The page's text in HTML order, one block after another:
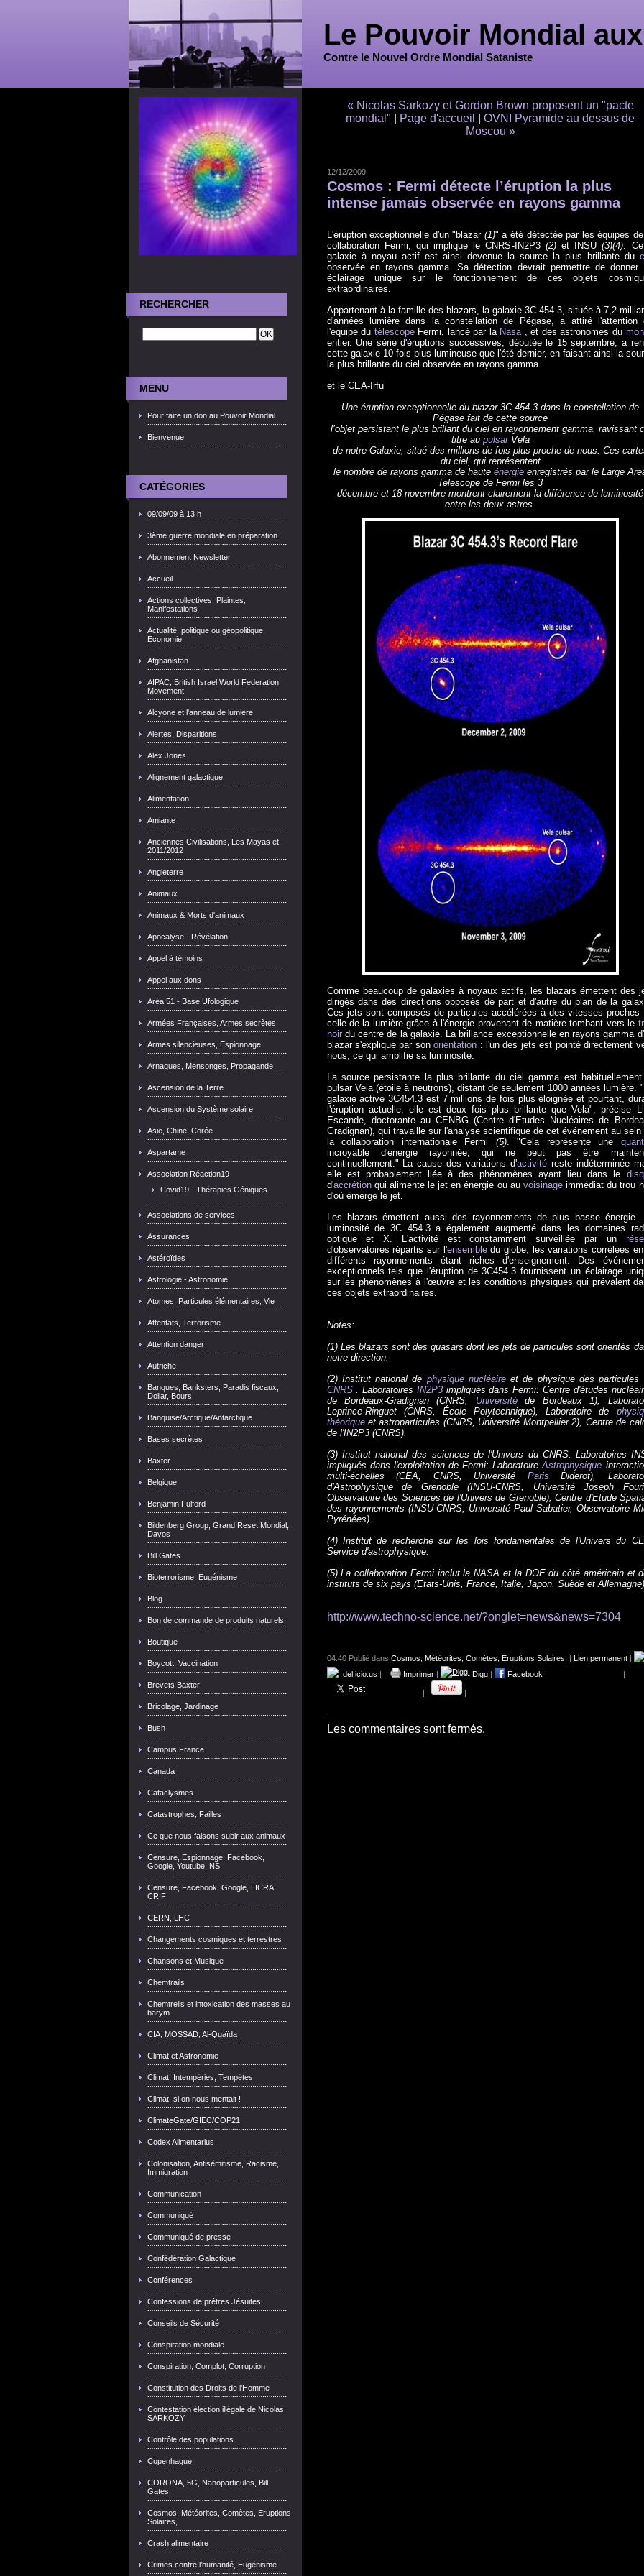
Le Pouvoir Mondial
Contre le Nouvel Ordre Mondial Sataniste
RECHERCHER
MENU
Pour faire un don au Pouvoir Mondial
Bienvenue
CATÉGORIES
09/09/09 à 13 h
3ème guerre mondiale en préparation
Abonnement Newsletter
Accueil
Actions collectives, Plaintes,
Manifestations
Actualité, politique ou géopolitique,
Economie
Afghanistan
AIPAC, British Israel World Federation
Movement
Alcyone et l'anneau de lumière
Alertes, Disparitions
Alex Jones
Alignement galactique
Alimentation
Amiante
Anciennes Civilisations, Les Mayas et
2011/2012
Angleterre
Animaux
Animaux & Morts d'animaux
Apocalyse - Révélation
Appel à témoins
Appel aux dons
Aréa 51 - Base Ufologique
Armées Françaises, Armes secrètes
Armes silencieuses, Espionnage
Arnaques, Mensonges, Propagande
Ascension de la Terre
Ascension du Système solaire
Asie, Chine, Corée
Aspartame
Association Réaction19
Covid19 - Thérapies Géniques
Associations de services
Assurances
Astéroïdes
Astrologie - Astronomie
Atomes, Particules élémentaires, Vie
Attentats, Terrorisme
Attention danger
Autriche
Banques, Banksters, Paradis fiscaux,
Dollar, Bours
Banquise/Arctique/Antarctique
Bases secrètes
Baxter
Belgique
Benjamin Fulford
Bildenberg Group, Grand Reset Mondial,
Davos
Bill Gates
Bioterrorisme, Eugénisme
Blog
Bon de commande de produits naturels
Boutique
Boycott, Vaccination
Brevets Baxter
Bricolage, Jardinage
Bush
Campus France
Canada
Cataclysmes
Catastrophes, Failles
Ce que nous faisons subir aux animaux
Censure, Espionnage, Facebook,
Google, Youtube, NS
Censure, Facebook, Google, LICRA,
CRIF
CERN, LHC
Changements cosmiques et terrestres
Chansons et Musique
Chemtrails
Chemtreils et intoxication des masses au
barym
CIA, MOSSAD, Al-Quaïda
Climat et Astronomie
Climat, Intempéries, Tempêtes
Climat, si on nous mentait !
ClimateGate/GIEC/COP21
Codex Alimentarius
Colonisation, Antisémitisme, Racisme,
Immigration
Communication
Communiqué
Communiqué de presse
Confédération Galactique
Conférences
Confessions de prêtres Jésuites
Conseils de Sécurité
Conspiration mondiale
Conspiration, Complot, Corruption
Constitution des Droits de l'Homme
Contestation élection illégale de Nicolas
SARKOZY
Contrôle des populations
Copenhague
CORONA, 5G, Nanoparticules, Bill
Gates
Cosmos, Météorites, Comètes, Eruptions
Solaires,
Crash alimentaire
Crimes contre l'humanité, Eugénisme
« Nicolas Sarkozy et Gordon Brown proposent un "pacte
mondial"
Page d'accueil
OVNI Pyramide au dessus de
Moscou »
12/12/2009
Cosmos : Fermi détecte l’éruption la plus
intense jamais observée en rayons gamma
L'éruption exceptionnelle d'un "blazar (1)" a été détectée par les équipes
collaboration Fermi, qui implique le CNRS-IN2P3 (2)et INSU(3)(4).
galaxie à noyau actif est ainsi devenue la source la plus brillante du
observée en rayons gamma. Sa détection devrait permettre de donner
éclairage unique sur le fonctionnement de ces objets
extraordinaires.
Appartenant à la famille des blazars, la galaxie 3C 454.3, située à 7,2
d'années lumière dans la constellation de Pégase, a attiré l'attention
l'équipe du télescope Fermi, lancé par la Nasa , et des astronomes du
entier. Une série d'éruptions successives, débutée le 15 septembre, a
cette galaxie 10 fois plus lumineuse que l'été dernier, en faisant ainsi la
la plus brillante du ciel observée en rayons gamma.
et le CEA-Irfu
Une éruption exceptionnelle du blazar 3C 454.3 dans la constellation de
Pégase fait de cette source
l’objet persistant le plus brillant du ciel en rayonnement gamma, ravissant
titre au pulsar Vela
de notre Galaxie, situé des millions de fois plus proche de nous. Ces
du ciel, qui représentent
le nombre de rayons gamma de haute énergie enregistrés par le Large
Telescope de Fermi les 3
décembre et 18 novembre montrent clairement la différence de luminosité
entre les deux astres.
Comme beaucoup de galaxies à noyaux actifs, les blazars émettent des
dirigés dans des directions opposés de part et d'autre du plan de la
Ces jets sont composés de particules accélérées à des vitesses proches
celle de la lumière grâce à l'énergie provenant de matière tombant vers le
noir du centre de la galaxie. La brillance exceptionnelle en rayons gamma
blazar s'explique par sonorientation : l'un des jets est pointé directement
nous, ce qui amplifie sa luminosité.
La source persistante la plus brillante du ciel gamma est
pulsar Vela (étoile à neutrons), distant de seulement 1000 années lumière.
galaxie active 3C454.3 est 7 millions de fois plus éloignée et pourtant,
l'éruption actuelle, elle est deux fois plus brillante que Vela", précise
Escande, doctorante au CENBG (Centre d'Etudes Nucléaires de
Gradignan), qui travaille sur l'analyse scientifique de cet événement au sein
la collaboration internationale Fermi (5). "Cela représente une
incroyable d'énergie rayonnée, qui ne peut pas être
continuellement." La cause des variations d'activité reste indéterminée
elle est probablement liée à des phénomènes ayant lieu dans le
d'accrétion qui alimente le jet en énergie ou au voisinage immédiat du trou
d'où émerge le jet.
Les blazars émettent aussi des rayonnements de plus basse énergie.
luminosité de 3C 454.3 a également augmenté dans les domaines
optique et X. L'activité est constamment surveillée par un
d'observatoires répartis sur l'ensemble du globe, les variations corrélées
différents rayonnements étant riches d'enseignement. Des
exceptionnels tels que l'éruption de 3C454.3 fournissent un éclairage
sur les phénomènes à l'œuvre et les conditions physiques qui prévalent
ces objets extraordinaires.
Notes:
(1) Les blazars sont des quasars dont les jets de particules sont orientés
notre direction.
(2) Institut national de physique nucléaire et de physique des particules
CNRS . Laboratoires IN2P3 impliqués dans Fermi: Centre d'études
de Bordeaux-Gradignan (CNRS, Université
de Bordeaux 1),
Leprince-Ringuet (CNRS, École Polytechnique), Laboratoire de
théorique et astroparticules (CNRS, Université Montpellier 2), Centre de
de l'IN2P3 (CNRS).
(3) Institut national des sciences de l'Univers du CNRS. Laboratoires
impliqués dans l'exploitation de Fermi: LaboratoireAstrophysique
multi-échelles (CEA, CNRS, Université Paris
Diderot),
d'Astrophysique de Grenoble (INSU-CNRS, Université Joseph
Observatoire des Sciences de l'Univers de Grenoble), Centre d'Etude
des rayonnements (INSU-CNRS, Université Paul Sabatier, Observatoire
Pyrénées).
(4) Institut de recherche sur les lois fondamentales de l'Univers du
Service d'astrophysique.
(5) La collaboration Fermi inclut la NASA et la DOE du côté américain et
instituts de six pays (Etats-Unis, France, Italie, Japon, Suède et
http://www.techno-science.net/?onglet=news&news=7304
04:40 Publié dans Cosmos, Météorites, Comètes, Eruptions Solaires, | Lien permanent|
del.icio.us | | Imprimer| Digg| Facebook | |
| | |
Les commentaires sont fermés.